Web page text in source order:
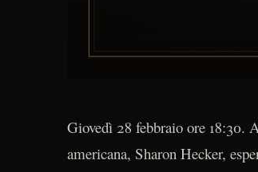
Giovedì 28 febbraio ore 18:30.
americana, Sharon Hecker,